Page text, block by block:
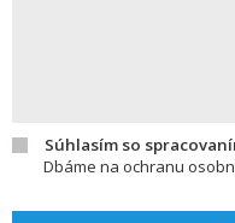
Súhlasím so
Dbáme na ochranu